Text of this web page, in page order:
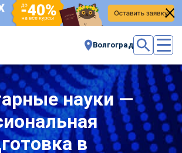
Волгоград
науки —
в